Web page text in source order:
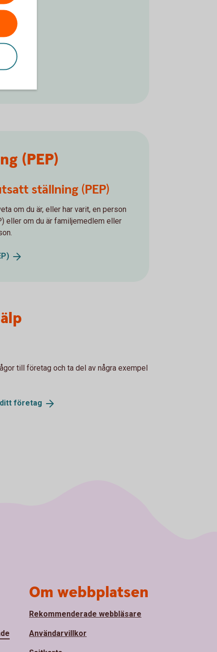
(PEP)
ställning (PEP)
om du är, eller har varit, en person
eller om du är familjemedlem eller
till företag och ta del av några exempel
företag
Om webbplatsen
Rekommenderade webbläsare
Användarvillkor